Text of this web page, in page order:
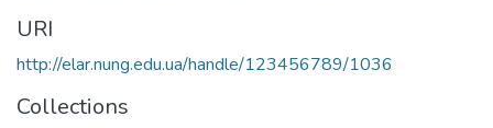
URI
http://elar.nung.edu.ua/handle/123456789/1036
Collections